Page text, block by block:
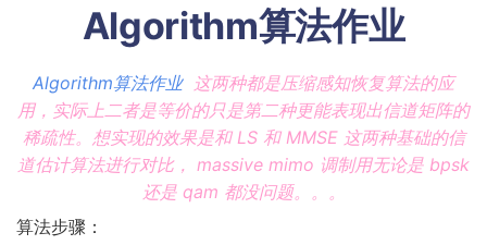
Algorithm算法作业
Algorithm算法作业这两种都是压缩感知恢复算法的应
用，实际上二者是等价的只是第二种更能表现出信道矩阵的
稀疏性。想实现的效果是和 LS 和 MMSE 这两种基础的信
道估计算法进行对比， massive mimo 调制用无论是 bpsk
还是 qam 都没问题。。。
算法步骤：